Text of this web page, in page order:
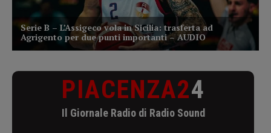
PIACENZA24
Il Giornale Radio di Radio Sound